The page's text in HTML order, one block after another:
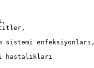
sistemi enfeksiyonları,